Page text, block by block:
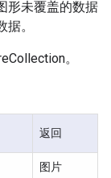
形未覆盖的数据
。
。
返回
图片